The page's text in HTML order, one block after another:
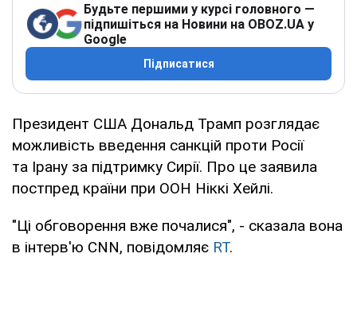
Будьте першими у курсі головного —
підпишіться на Новини на OBOZ.UA у
Google
Підписатися
Президент США Дональд Трамп розглядає
можливість введення санкцій проти Росії
та Ірану за підтримку Сирії. Про це заявила
постпред країни при ООН Ніккі Хейлі.
"Ці обговорення вже почалися", - сказала вона
в інтерв'ю CNN, повідомляє RT.